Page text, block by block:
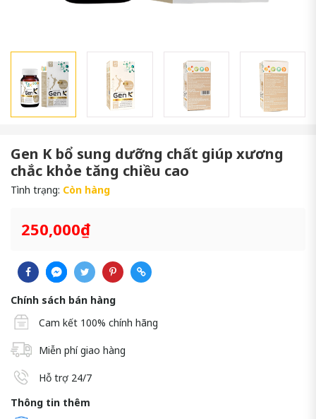
Gen K bổ sung dưỡng chất giúp xương
chắc khỏe tăng chiều cao
Tình trạng: Còn hàng
250,000₫
Chính sách bán hàng
Cam kết 100% chính hãng
Miễn phí giao hàng
Hỗ trợ 24/7
Thông tin thêm